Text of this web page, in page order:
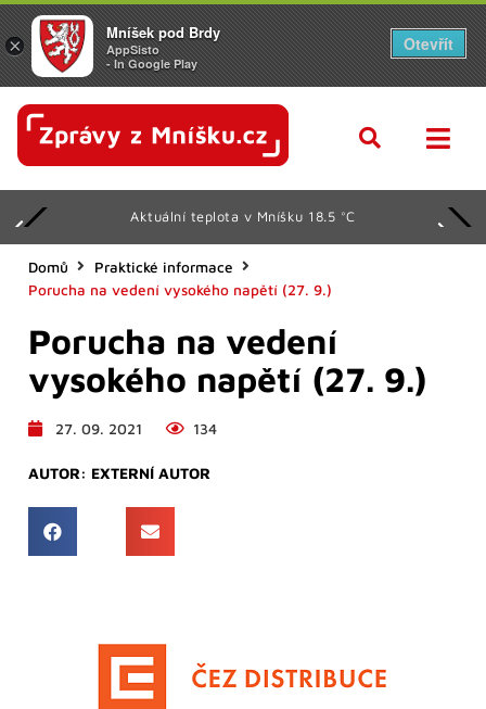
Aktuální teplota v Mníšku 18.5 °C
Domů
Praktické informace
Porucha na vedení vysokého napětí (27. 9.)
Porucha na vedení
vysokého napětí (27. 9.)
27. 09. 2021 134
AUTOR: EXTERNÍ AUTOR
×
Mníšek pod Brdy
AppSisto
- In Google Play
Otevřít